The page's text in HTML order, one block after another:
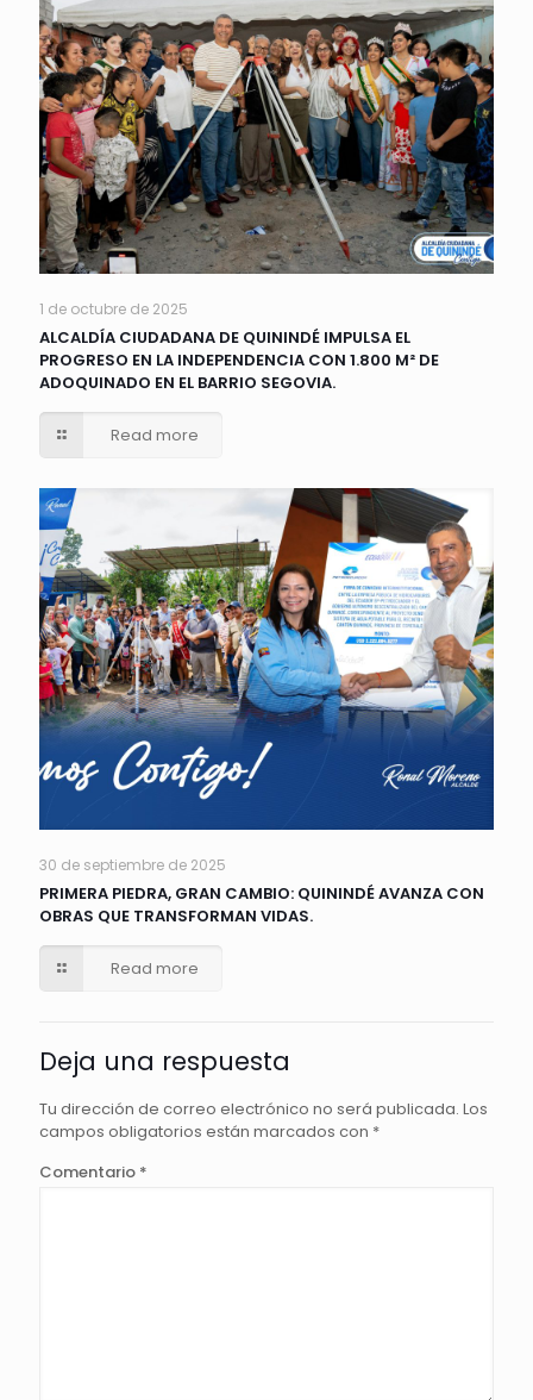
1 de octubre de 2025
ALCALDÍA CIUDADANA DE QUININDÉ IMPULSA EL
PROGRESO EN LA INDEPENDENCIA CON 1.800 M² DE
ADOQUINADO EN EL BARRIO SEGOVIA.
Read more
30 de septiembre de 2025
PRIMERA PIEDRA, GRAN CAMBIO: QUININDÉ AVANZA CON
OBRAS QUE TRANSFORMAN VIDAS.
Read more
Deja una respuesta
Tu dirección de correo electrónico no será publicada. Los
campos obligatorios están marcados con *
Comentario *